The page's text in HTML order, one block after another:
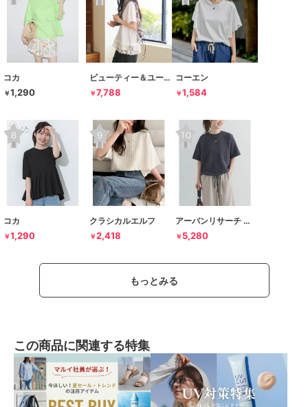
コカ
￥1,290
ビューティー＆ユース ユナイテッドアローズ
￥7,788
コーエン
￥1,584
コカ
￥1,290
クラシカルエルフ
￥2,418
アーバンリサーチ ドアーズ
￥ 5,280
もっとみる
この商品に関連する特集